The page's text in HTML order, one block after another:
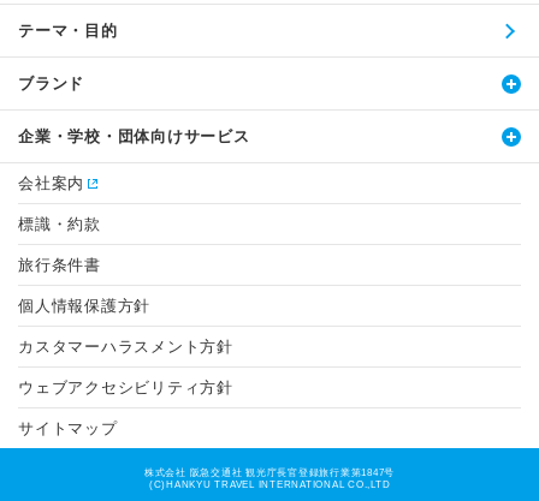
テーマ・目的
ブランド
企業・学校・団体向けサービス
会社案内
標識・約款
旅行条件書
個人情報保護方針
カスタマーハラスメント方針
ウェブアクセシビリティ方針
サイトマップ
株式会社 阪急交通社 観光庁長官登録旅行業第1847号
(C)HANKYU TRAVEL INTERNATIONAL CO.,LTD